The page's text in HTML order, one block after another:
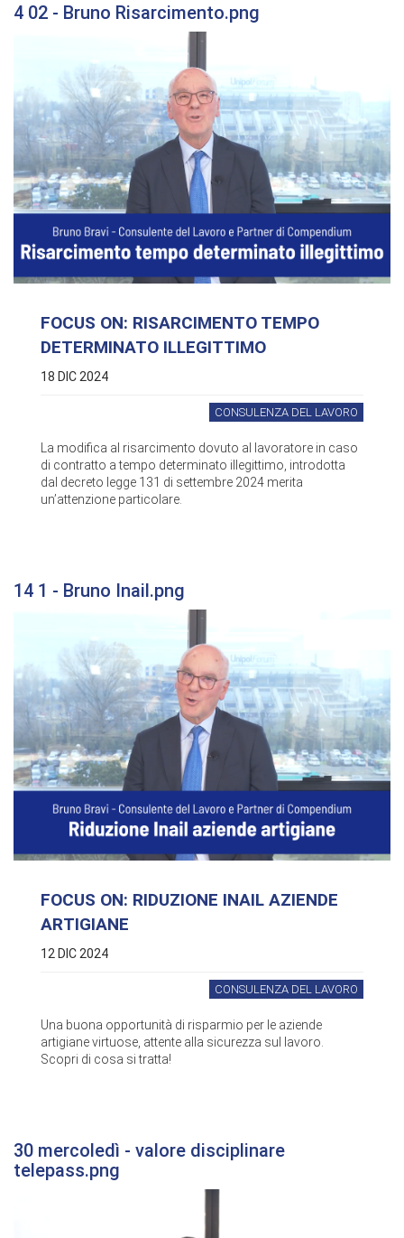
4 02 - Bruno Risarcimento.png
FOCUS ON: RISARCIMENTO TEMPO
DETERMINATO ILLEGITTIMO
18 DIC 2024
CONSULENZA DEL LAVORO
La modifica al risarcimento dovuto al lavoratore in caso
di contratto a tempo determinato illegittimo, introdotta
dal decreto legge 131 di settembre 2024 merita
un’attenzione particolare.
14 1 - Bruno Inail.png
FOCUS ON: RIDUZIONE INAIL AZIENDE
ARTIGIANE
12 DIC 2024
CONSULENZA DEL LAVORO
Una buona opportunità di risparmio per le aziende
artigiane virtuose, attente alla sicurezza sul lavoro.
Scopri di cosa si tratta!
30 mercoledì - valore disciplinare
telepass.png